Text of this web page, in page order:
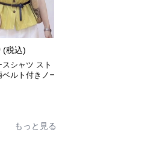
(税込)
スシャツ スト
ルト付きノー
もっと見る